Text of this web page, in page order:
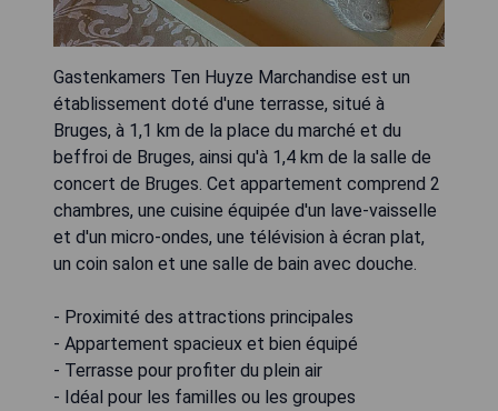
Gastenkamers Ten Huyze Marchandise est un
établissement doté d'une terrasse, situé à
Bruges, à 1,1 km de la place du marché et du
beffroi de Bruges, ainsi qu'à 1,4 km de la salle de
concert de Bruges. Cet appartement comprend 2
chambres, une cuisine équipée d'un lave-vaisselle
et d'un micro-ondes, une télévision à écran plat,
un coin salon et une salle de bain avec douche.
- Proximité des attractions principales
- Appartement spacieux et bien équipé
- Terrasse pour profiter du plein air
- Idéal pour les familles ou les groupes